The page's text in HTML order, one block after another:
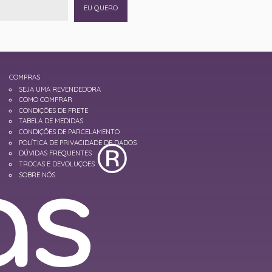
EU QUERO
COMPRAS
SEJA UMA REVENDEDORA
COMO COMPRAR
CONDIÇÕES DE FRETE
TABELA DE MEDIDAS
CONDIÇÕES DE PARCELAMENTO
POLÍTICA DE PRIVACIDADE DE DADOS
DÚVIDAS FREQUENTES
TROCAS E DEVOLUÇOES
SOBRE NÓS